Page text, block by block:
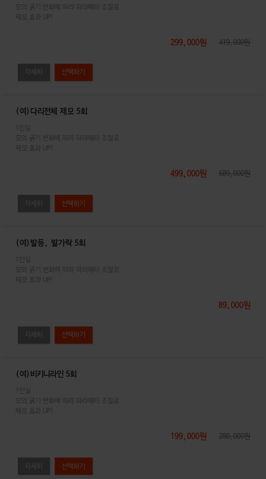
모의 굵기 변화에 따라 파라메터 조절로
제모 효과 UP!
자세히
299,000원 419,000원
(여)다리전체 제모 5회
모의 굵기 변화에 따라 파라메터 조절로
제모 효과 UP!
자세히
499,000원 689,000원
(여)발등, 발가락 5회
모의 굵기 변화에 따라 파라메터 조절로
제모 효과 UP!
자세히
89,000원
(여)비키니라인 5회
모의 굵기 변화에 따라 파라메터 조절로
제모 효과 UP!
자세히
199,000원 280,000원